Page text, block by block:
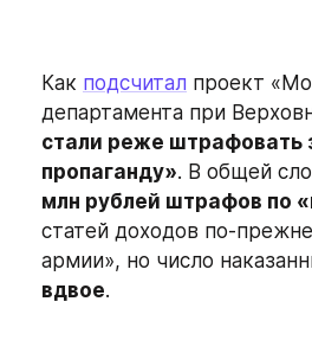
Как подсчитал проект
департамента при
стали реже штрафовать
пропаганду». В общей
млн рублей штрафов по
статей доходов по-
армии», но число
вдвое.